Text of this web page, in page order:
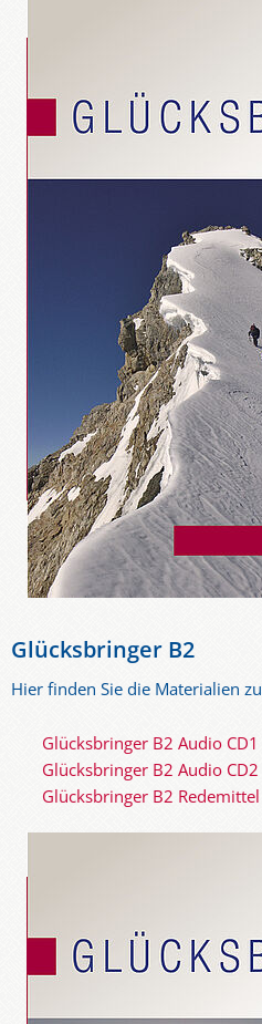
Glücksbringer B2
Hier finden Sie die Materialien zu
Glücksbringer B2 Audio CD1
Glücksbringer B2 Audio CD2
Glücksbringer B2 Redemittel